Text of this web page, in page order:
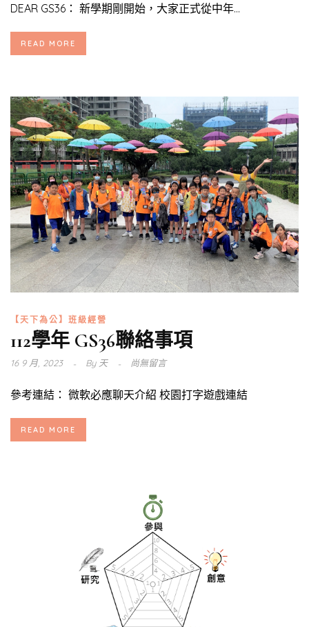
DEAR GS36： 新學期剛開始，大家正式從中年...
READ MORE
【天下為公】班級經營
112學年 GS36聯絡事項
16 9 月, 2023 By天 尚無留言
參考連結： 微軟必應聊天介紹 校園打字遊戲連結
READ MORE